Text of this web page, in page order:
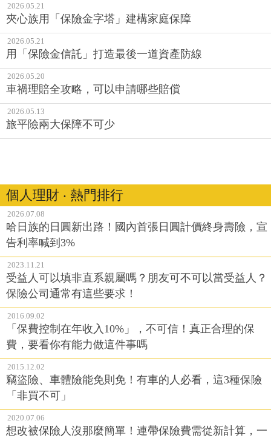
2026.05.21
夾心族用「保險金字塔」建構家庭保障
2026.05.21
用「保險金信託」打造最後一道資產防線
2026.05.20
車禍理賠全攻略，可以申請哪些賠償
2026.05.13
旅平險兩大保障不可少
個人理財 ‧ 熱門排行
2026.07.08
哈日族的日圓新出路！國內首張日圓計價終身壽險，宣
告利率喊到3%
2023.11.21
受益人可以填非直系親屬嗎？朋友可不可以當受益人？
保險公司通常有這些要求！
2016.09.02
「保費控制在年收入10%」，不可信！真正合理的保
費，要看你有能力做這件事嗎
2015.12.02
竊盜險、車體險能免則免！有車的人必看，這3種保險
「非買不可」
2020.07.06
想改被保險人沒那麼簡單！連帶保險費需從新計算，一